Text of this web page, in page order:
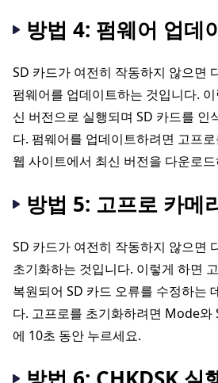
방법 4: 펌웨어 업데
SD 카드가 여전히 작동하지 않으면
펌웨어를 업데이트하는 것입니다.
신 버전으로 실행되며 SD 카드를 인
다. 펌웨어를 업데이트하려면 고프
웹 사이트에서 최신 버전을 다운로
방법 5: 고프로 카메
SD 카드가 여전히 작동하지 않으면
초기화하는 것입니다. 이렇게 하면
복원되어 SD 카드 오류를 수정하는
다. 고프로를 초기화하려면 Mode
에 10초 동안 누르세요.